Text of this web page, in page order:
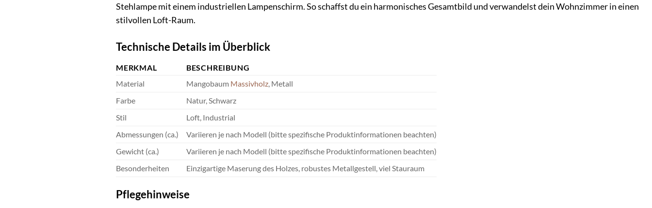
Stehlampe mit einem industriellen Lampenschirm. So schaffst du ein harmonisches Gesamtbild und verwandelst dein Wohnzimmer in einen
stilvollen Loft-Raum.
Technische Details im Überblick
MERKMAL
BESCHREIBUNG
Material
Mangobaum Massivholz, Metall
Farbe
Natur, Schwarz
Stil
Loft, Industrial
Abmessungen (ca.)
Variieren je nach Modell (bitte spezifische Produktinformationen beachten)
Gewicht (ca.)
Variieren je nach Modell (bitte spezifische Produktinformationen beachten)
Besonderheiten
Einzigartige Maserung des Holzes, robustes Metallgestell, viel Stauraum
Pflegehinweise